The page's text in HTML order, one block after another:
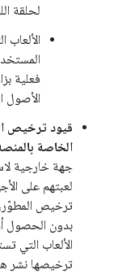
لحلقة
الأصول
قيود ترخيص
الخاصة
جهة خارجية
لعبتهم على
ترخيص المطوّر،
بدون الحصول
ترخيصها نشر